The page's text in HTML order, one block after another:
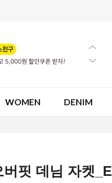
WOMEN DENIM
버핏 데님 자켓